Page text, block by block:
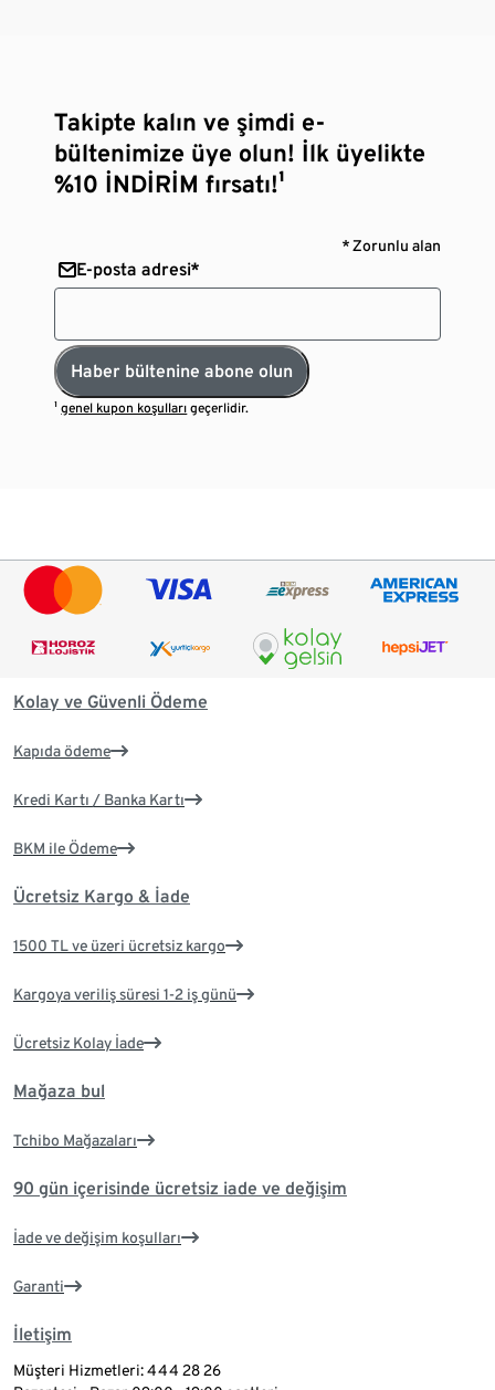
Takipte kalın ve şimdi e-
bültenimize üye olun! İlk üyelikte
%10 İNDİRİM fırsatı!¹
* Zorunlu alan
E-posta adresi*
Haber bültenine abone olun
¹genel kupon koşulları geçerlidir.
Kolay ve Güvenli Ödeme
Kapıda ödeme
Kredi Kartı / Banka Kartı
BKM ile Ödeme
Ücretsiz Kargo & İade
1500 TL ve üzeri ücretsiz kargo
Kargoya veriliş süresi 1-2 iş günü
Ücretsiz Kolay İade
Mağaza bul
Tchibo Mağazaları
90 gün içerisinde ücretsiz iade ve değişim
İade ve değişim koşulları
Garanti
İletişim
Müşteri Hizmetleri: 444 28 26